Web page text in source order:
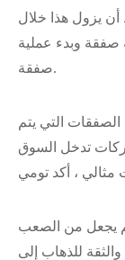
يزول هذا خلال
صفقة وبدء عملية
صفقة.
التي يتم
تدخل السوق
يجعل من الصعب
للذهاب إلى